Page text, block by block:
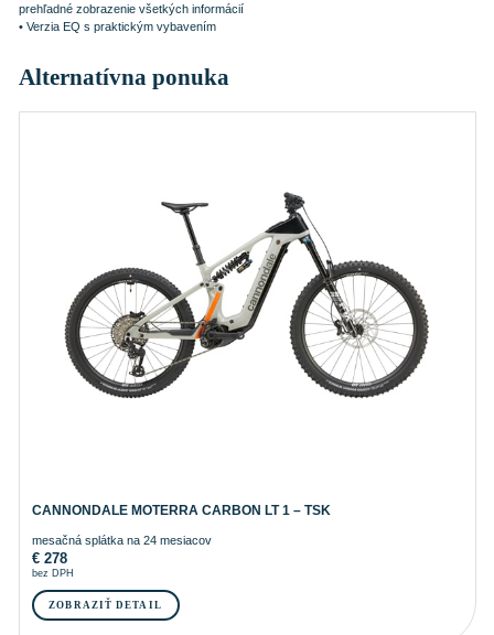
prehľadné zobrazenie všetkých informácií
• Verzia EQ s praktickým vybavením
Alternatívna ponuka
CANNONDALE MOTERRA CARBON LT 1 – TSK
mesačná splátka na 24 mesiacov
€278
bez DPH
ZOBRAZIŤ DETAIL